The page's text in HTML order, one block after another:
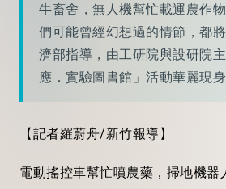
牛畜舍，無人機幫忙載運農作
們可能曾經幻想過的情節，都
濟部指導，由工研院與設研院
應．實驗圖書館」活動華麗現身
【記者羅蔚舟/新竹報導】
電動搖控車幫忙噴農藥，掃地機器